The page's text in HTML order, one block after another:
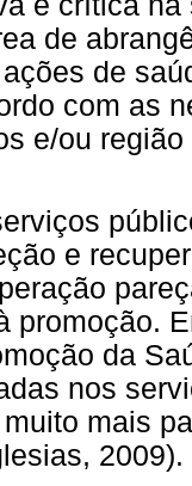
de
de
com as
e/ou
e
promoção.
da
nos
mais
2009).